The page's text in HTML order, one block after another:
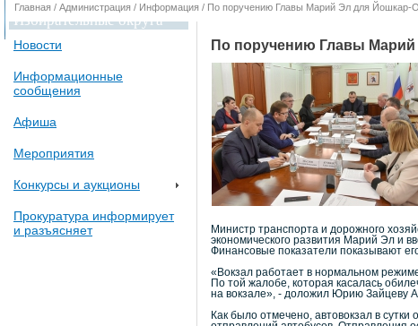
Избирательные округа
Главная / Администрация / Информация / По поручению Главы Марий Эл для Йошкар-
Новости
Информационные
сообщения
Афиша
Мероприятия
Конкурсы и аукционы
Прокуратура информирует
и разъясняет
По поручению Главы Марий
Министр транспорта и дорожного
экономического развития Марий Эл и
Финансовые показатели показывают
«Вокзал работает в нормальном
По той жалобе, которая касалась
на вокзале», - доложил Юрию Зайцеву
Как было отмечено, автовокзал в